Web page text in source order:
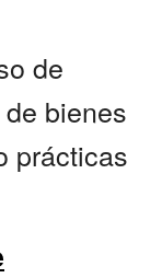
de
bienes
prácticas